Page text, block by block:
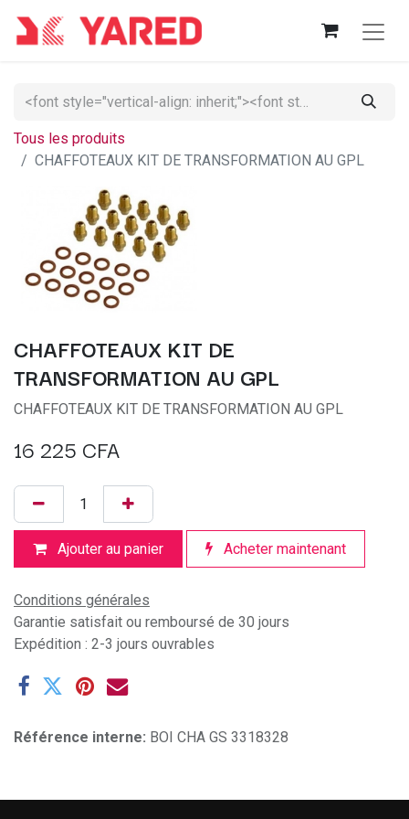
Tous les produits
CHAFFOTEAUX KIT DE TRANSFORMATION AU GPL
CHAFFOTEAUX KIT DE
TRANSFORMATION AU GPL
CHAFFOTEAUX KIT DE TRANSFORMATION AU GPL
16 225 CFA
Ajouter au panier Acheter maintenant
Conditions générales
Garantie satisfait ou remboursé de 30 jours
Expédition : 2-3 jours ouvrables
Référence interne: BOI CHA GS 3318328